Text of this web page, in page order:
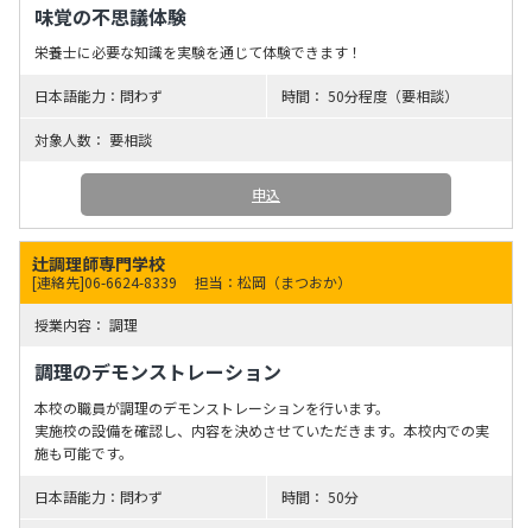
味覚の不思議体験
栄養士に必要な知識を実験を通じて体験できます！
問わず 50分程度（要相談）
要相談
申込
辻調理師専門学校
[連絡先]06-6624-8339 担当：松岡（まつおか）
調理
調理のデモンストレーション
本校の職員が調理のデモンストレーションを行います。
実施校の設備を確認し、内容を決めさせていただきます。本校内での実
施も可能です。
問わず 50分